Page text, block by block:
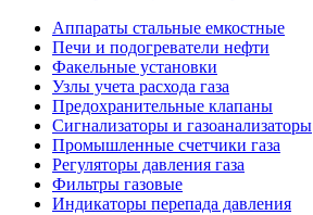
Аппараты стальные емкостные
Печи и подогреватели нефти
Факельные установки
Узлы учета расхода газа
Предохранительные клапаны
Сигнализаторы и газоанализаторы
Промышленные счетчики газа
Регуляторы давления газа
Фильтры газовые
Индикаторы перепада давления